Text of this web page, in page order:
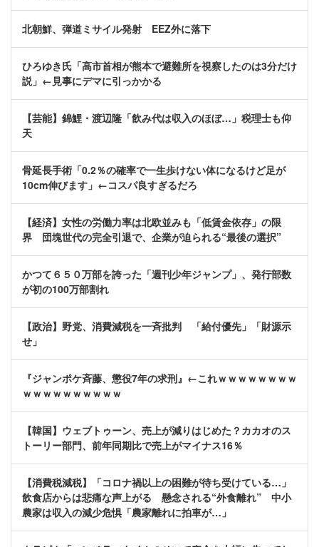
北朝鮮、弾道ミサイル発射 EEZ外に落下
ひろゆき氏「高市首相が熊本で避難所を視察したのは3分だけ
説」←見事にデマに引っかかる
【芸能】錦鯉・渡辺隆「飲み代は収入のほぼ…」税理士も仰
天
骨延長手術「0.2％の確率で一生歩けない体になるけど足が
10cm伸びます」←コスパ良すぎるだろ
【経済】女性の労働力率は北欧並みも「低賃金依存」の限
界 団塊世代の完全引退で、企業が迫られる“最後の選択”
かつて６５０万部を誇った「週刊少年ジャンプ」、発行部数
が初の100万部割れ
【政治】野党、消費減税を一斉批判 「給付優先」「財源示
せ」
『ジャンポケ斉藤、懲役7年の求刑』←これｗｗｗｗｗｗｗｗ
ｗｗｗｗｗｗｗｗｗｗ
【韓国】ウェブトゥーン、売上が減りはじめた？カカオのス
トーリー部門、前年同期比で売上がマイナス16％
【消費税減税】「コロナ禍以上の困難が待ち受けている…」
飲食店からは悲痛な声上がる 懸念される“外食離れ” 中小
農家は収入の減少危惧「農家離れに拍車が…」